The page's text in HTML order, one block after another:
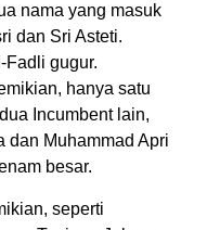
nama yang masuk
dan Sri Asteti.
Fadli gugur.
hanya satu
Incumbent lain,
dan Muhammad Apri
besar.
seperti